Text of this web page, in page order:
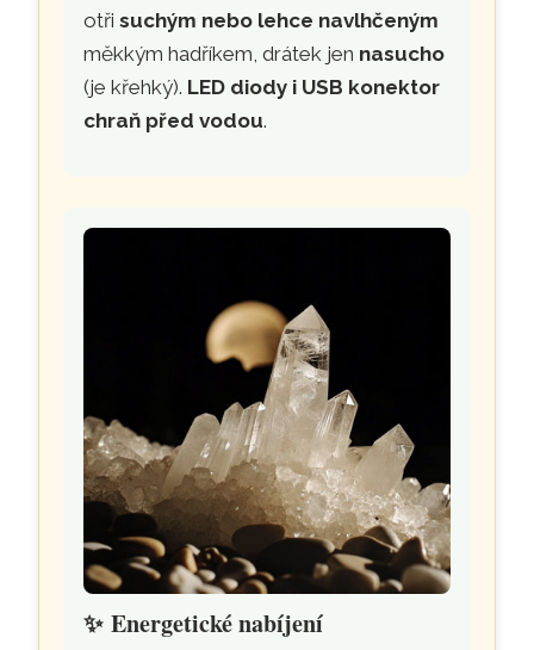
otřisuchým nebo lehce navlhčeným
měkkým hadříkem, drátek jen nasucho
(je křehký). LED diody i USB konektor
chraň před vodou.
✨Energetické nabíjení